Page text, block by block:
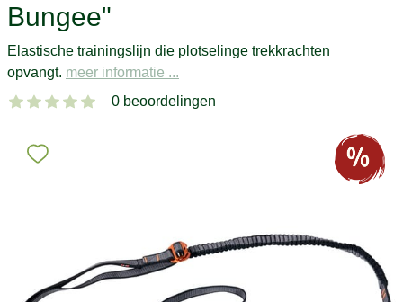
Bungee"
Elastische trainingslijn die plotselinge trekkrachten
opvangt. meer informatie ...
0 beoordelingen